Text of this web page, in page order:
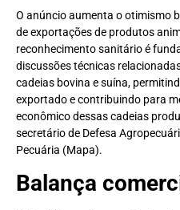
O anúncio aumenta o otimismo
de exportações de produtos
reconhecimento sanitário é
discussões técnicas
cadeias bovina e suína,
exportado e contribuindo para
econômico dessas cadeias
secretário de Defesa
Pecuária (Mapa).
Balança